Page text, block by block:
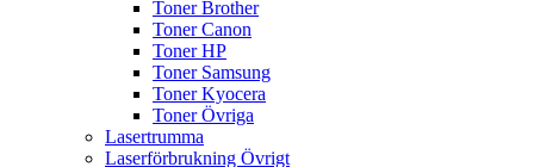
Toner Brother
Toner Canon
Toner HP
Toner Samsung
Toner Kyocera
Toner Övriga
Lasertrumma
Laserförbrukning Övrigt